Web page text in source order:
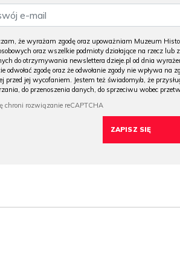
że wyrażam zgodę oraz upoważniam Muzeum
oraz wszelkie podmioty działające na rzecz
do otrzymywania newslettera dzieje.pl od dnia
odwołać zgodę oraz że odwołanie zgody nie wpływa
przed jej wycofaniem. Jestem też świadomy/a, że
do przenoszenia danych, do sprzeciwu wobec